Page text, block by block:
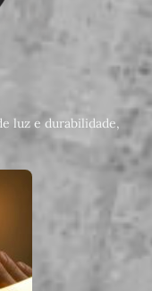
luz e durabilidade,